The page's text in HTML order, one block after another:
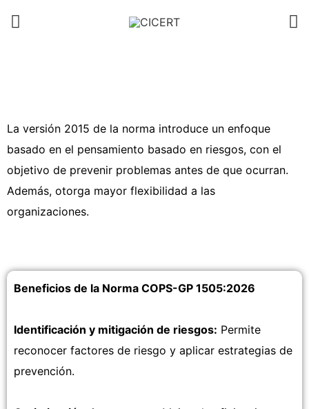
La versión 2015 de la norma introduce un enfoque
basado en el pensamiento basado en riesgos, con el
objetivo de prevenir problemas antes de que ocurran.
Además, otorga mayor flexibilidad a las
organizaciones.
Beneficios de la Norma COPS-GP 1505:2026
Identificación y mitigación de riesgos: Permite
reconocer factores de riesgo y aplicar estrategias de
prevención.